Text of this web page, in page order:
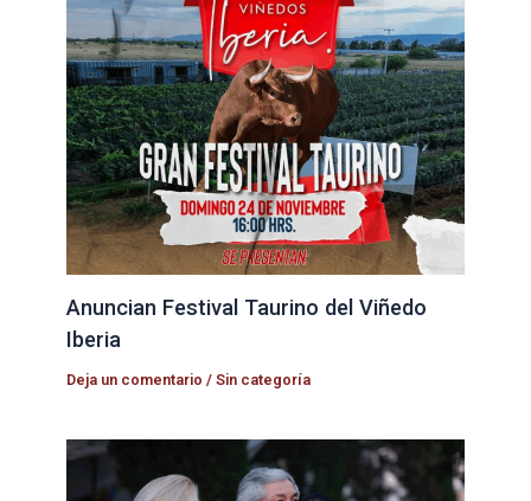
Anuncian Festival Taurino del Viñedo
Iberia
Deja un comentario /Sin categoría